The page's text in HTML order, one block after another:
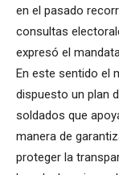
en el pasado
consultas
expresó el
En este sentido el
dispuesto un plan
soldados que
manera de
proteger la